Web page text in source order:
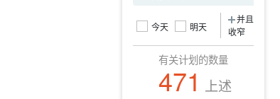
今天 明天
并且
收窄
有关计划的数量
471 上述